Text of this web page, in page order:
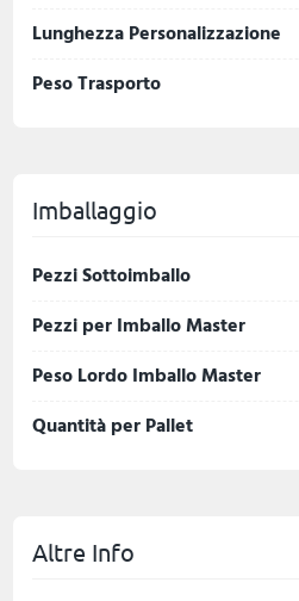
Lunghezza Personalizzazione
Peso Trasporto
Imballaggio
Pezzi Sottoimballo
Pezzi per Imballo Master
Peso Lordo Imballo Master
Quantità per Pallet
Altre Info